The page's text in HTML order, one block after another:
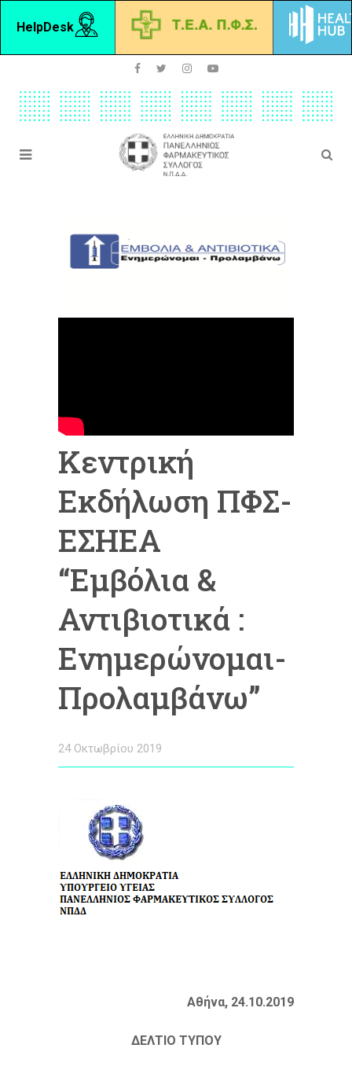
HelpDesk
Κεντρική
Εκδήλωση ΠΦΣ-
ΕΣΗΕΑ
“Εμβόλια &
Αντιβιοτικά :
Ενημερώνομαι-
Προλαμβάνω”
24 Οκτωβρίου 2019
Αθήνα, 24.10.2019
ΔΕΛΤΙΟ ΤΥΠΟΥ